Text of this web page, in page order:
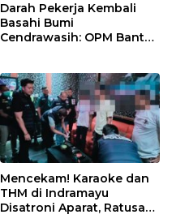
Darah Pekerja Kembali
Basahi Bumi
Cendrawasih: OPM Bantai
Mencekam! Karaoke dan
THM di Indramayu
Disatroni Aparat, Ratusan